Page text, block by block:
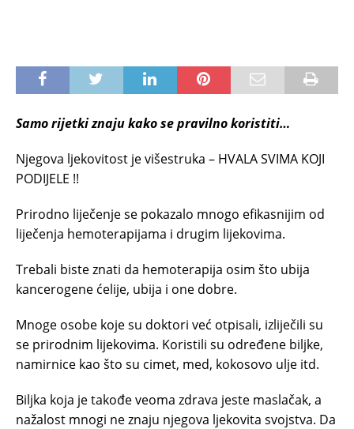
Samo rijetki znaju kako se pravilno koristiti…
Njegova ljekovitost je višestruka – HVALA SVIMA KOJI
PODIJELE !!
Prirodno liječenje se pokazalo mnogo efikasnijim od
liječenja hemoterapijama i drugim lijekovima.
Trebali biste znati da hemoterapija osim što ubija
kancerogene ćelije, ubija i one dobre.
Mnoge osobe koje su doktori već otpisali, izliječili su
se prirodnim lijekovima. Koristili su određene biljke,
namirnice kao što su cimet, med, kokosovo ulje itd.
Biljka koja je takođe veoma zdrava jeste maslačak, a
nažalost mnogi ne znaju njegova ljekovita svojstva. Da